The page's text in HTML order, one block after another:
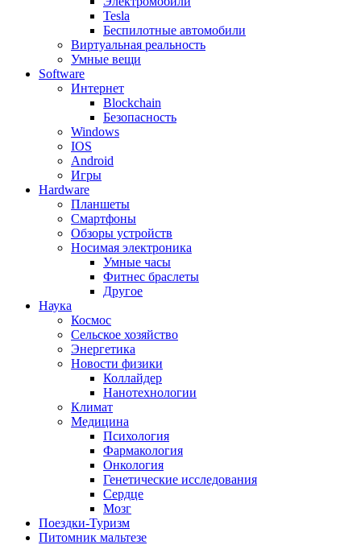
Tesla
Беспилотные автомобили
Виртуальная реальность
Умные вещи
Software
Интернет
Blockchain
Безопасность
Windows
IOS
Android
Игры
Hardware
Планшеты
Смартфоны
Обзоры устройств
Носимая электроника
Умные часы
Фитнес браслеты
Другое
Наука
Космос
Сельское хозяйство
Энергетика
Новости физики
Коллайдер
Нанотехнологии
Климат
Медицина
Психология
Фармакология
Онкология
Генетические исследования
Сердце
Мозг
Поездки-Туризм
Питомник мальтезе